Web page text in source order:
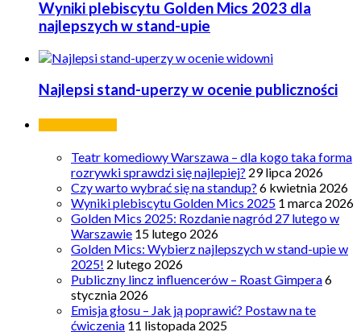
Wyniki plebiscytu Golden Mics 2023 dla
najlepszych w stand-upie
Najlepsi stand-uperzy w ocenie publiczności
Teatr komediowy Warszawa – dla kogo taka forma
rozrywki sprawdzi się najlepiej? 29 lipca 2026
Czy warto wybrać się na standup? 6 kwietnia 2026
Wyniki plebiscytu Golden Mics 2025 1 marca 2026
Golden Mics 2025: Rozdanie nagród 27 lutego w
Warszawie 15 lutego 2026
Golden Mics: Wybierz najlepszych w stand-upie w
2025! 2 lutego 2026
Publiczny lincz influencerów – Roast Gimpera6
stycznia 2026
Emisja głosu – Jak ją poprawić? Postaw na te
ćwiczenia 11 listopada 2025